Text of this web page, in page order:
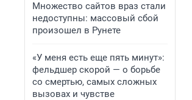
Множество сайтов враз стали
недоступны: массовый сбой
произошел в Рунете
«У меня есть еще пять минут»:
фельдшер скорой — о борьбе
со смертью, самых сложных
вызовах и чувстве